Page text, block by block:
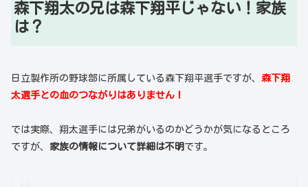
森下翔太の兄は森下翔平じゃない！家族
は？
日立製作所の野球部に所属している森下翔平選手ですが、 森下翔
太選手との血のつながりはありません！
では実際、翔太選手には兄弟がいるのかどうかが気になるところ
ですが、 家族の情報について詳細は不明 です。